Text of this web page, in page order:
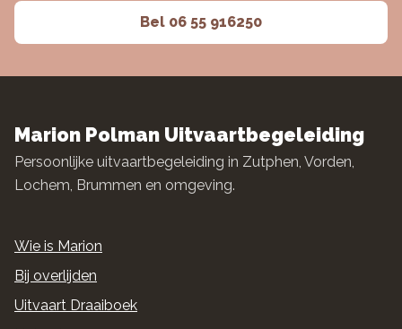
Bel 06 55 916250
Marion Polman Uitvaartbegeleiding
Persoonlijke uitvaartbegeleiding in Zutphen, Vorden,
Lochem, Brummen en omgeving.
Wie is Marion
Bij overlijden
Uitvaart Draaiboek